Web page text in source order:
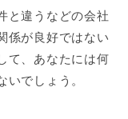
と違うなどの会社
係が良好ではない
て、あなたには何
でしょう。